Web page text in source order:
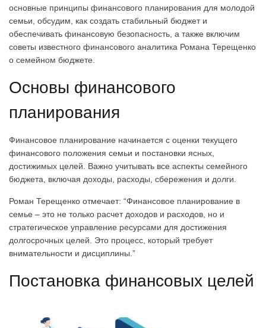
основные принципы финансового планирования для молодой
семьи, обсудим, как создать стабильный бюджет и
обеспечивать финансовую безопасность, а также включим
советы известного финансового аналитика Романа Терещенко
о семейном бюджете.
Основы финансового
планирования
Финансовое планирование начинается с оценки текущего
финансового положения семьи и постановки ясных,
достижимых целей. Важно учитывать все аспекты семейного
бюджета, включая доходы, расходы, сбережения и долги.
Роман Терещенко отмечает: “Финансовое планирование в
семье – это не только расчет доходов и расходов, но и
стратегическое управление ресурсами для достижения
долгосрочных целей. Это процесс, который требует
внимательности и дисциплины.”
Постановка финансовых целей